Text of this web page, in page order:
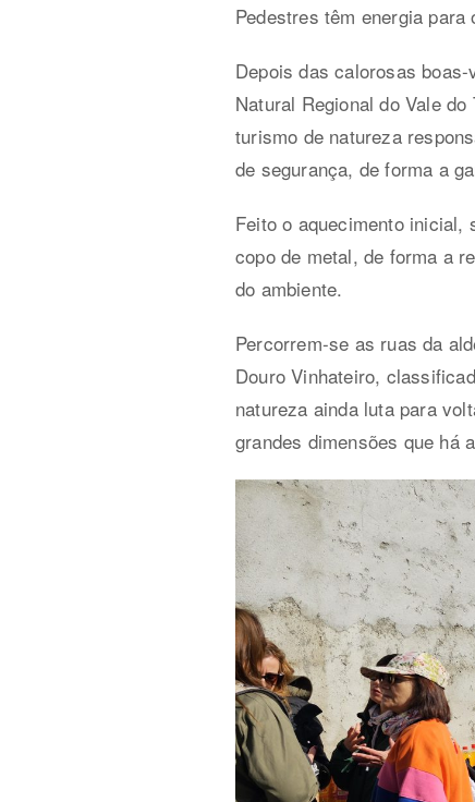
Pedestres têm energia para
Depois das calorosas
Natural Regional do Vale
turismo de natureza
de segurança, de forma a
Feito o aquecimento inicial,
copo de metal, de forma a
do ambiente.
Percorrem-se as ruas da
Douro Vinhateiro,
natureza ainda luta para
grandes dimensões que há